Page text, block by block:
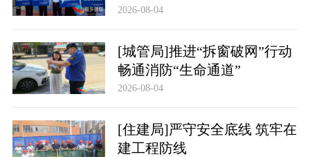
2026-08-04
[城管局]推进“拆窗破网”行动
畅通消防“生命通道”
2026-08-04
[住建局]严守安全底线 筑牢在
建工程防线